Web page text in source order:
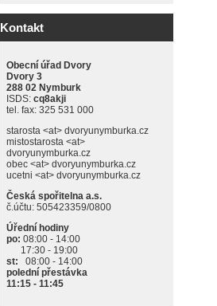
Kontakt
Obecní úřad Dvory
Dvory 3
288 02 Nymburk
ISDS: cq8akji
tel. fax: 325 531 000
starosta <at> dvoryunymburka.cz
mistostarosta <at>
dvoryunymburka.cz
obec <at> dvoryunymburka.cz
ucetni <at> dvoryunymburka.cz
Česká spořitelna a.s.
č.účtu: 505423359/0800
Úřední hodiny
po: 08:00 - 14:00
17:30 - 19:00
st: 08:00 - 14:00
polední přestávka
11:15 - 11:45